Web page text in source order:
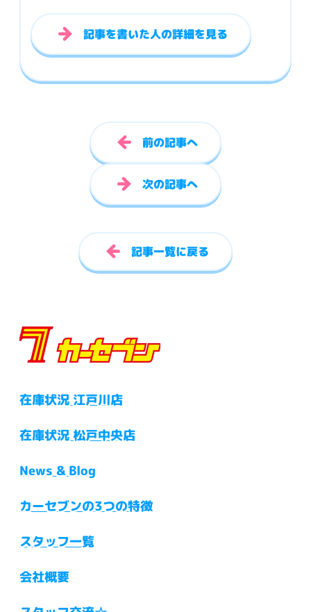
記事を書いた人の詳細を見る
前の記事へ
次の記事へ
記事一覧に戻る
在庫状況 江戸川店
在庫状況 松戸中央店
News & Blog
カーセブンの3つの特徴
スタッフ一覧
会社概要